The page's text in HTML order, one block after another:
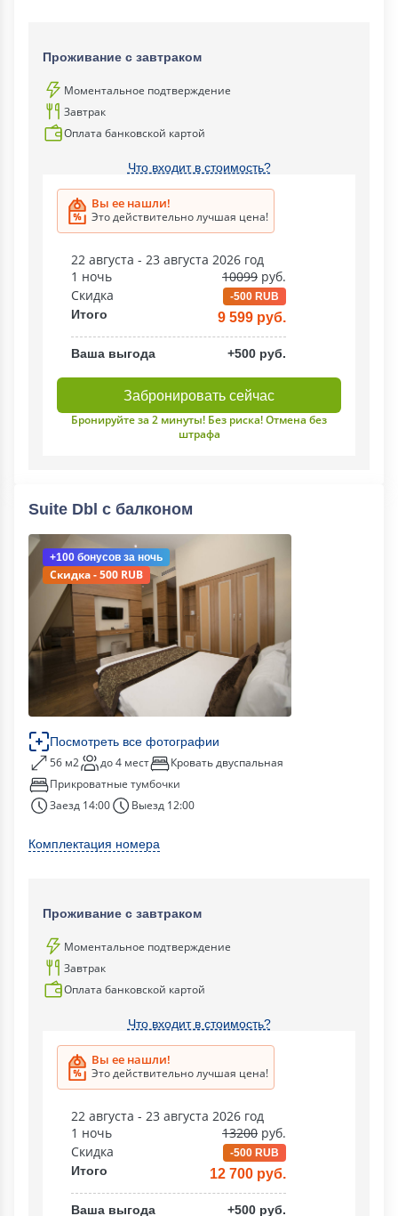
Проживание с завтраком
Моментальное подтверждение
Завтрак
Оплата банковской картой
Что входит в стоимость?
Вы ее нашли!
Это действительно лучшая цена!
22 августа - 23 августа 2026 год
1 ночь
10099 руб.
Скидка
-500 RUB
Итого 9 599 руб.
Ваша выгода +500 руб.
Забронировать сейчас
Бронируйте за 2 минуты! Без риска! Отмена без
штрафа
Suite Dbl c балконом
+100 бонусов за ночь
Скидка - 500 RUB
Посмотреть все фотографии
56 м2 до 4 мест
Кровать двуспальная
Прикроватные тумбочки
Заезд 14:00
Выезд 12:00
Комплектация номера
Проживание с завтраком
Моментальное подтверждение
Завтрак
Оплата банковской картой
Что входит в стоимость?
Вы ее нашли!
Это действительно лучшая цена!
22 августа - 23 августа 2026 год
1 ночь
13200 руб.
Скидка
-500 RUB
Итого 12 700 руб.
Ваша выгода +500 руб.